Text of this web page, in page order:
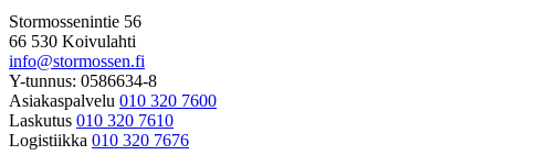
Stormossenintie 56
66 530 Koivulahti
info@stormossen.fi
Y-tunnus: 0586634-8
Asiakaspalvelu 010 320 7600
Laskutus 010 320 7610
Logistiikka 010 320 7676